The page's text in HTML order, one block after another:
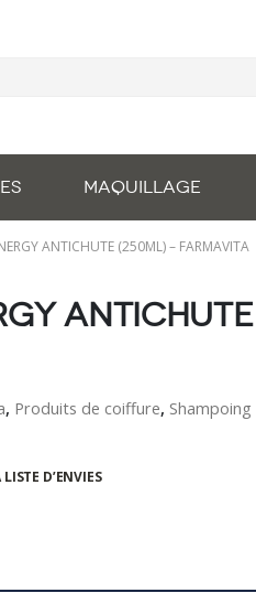
MAQUILLAGE
ANTICHUTE (250ML) – FARMAVITA
Antichute
, Produits de coiffure, Shampoing
D’ENVIES